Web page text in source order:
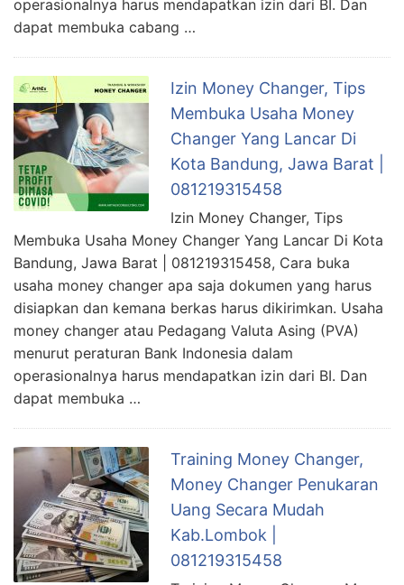
operasionalnya harus mendapatkan izin dari BI. Dan
dapat membuka cabang …
Izin Money Changer, Tips
Membuka Usaha Money
Changer Yang Lancar Di
Kota Bandung, Jawa Barat |
081219315458
Izin Money Changer, Tips
Membuka Usaha Money Changer Yang Lancar Di Kota
Bandung, Jawa Barat | 081219315458, Cara buka
usaha money changer apa saja dokumen yang harus
disiapkan dan kemana berkas harus dikirimkan. Usaha
money changer atau Pedagang Valuta Asing (PVA)
menurut peraturan Bank Indonesia dalam
operasionalnya harus mendapatkan izin dari BI. Dan
dapat membuka …
Training Money Changer,
Money Changer Penukaran
Uang Secara Mudah
Kab.Lombok |
081219315458